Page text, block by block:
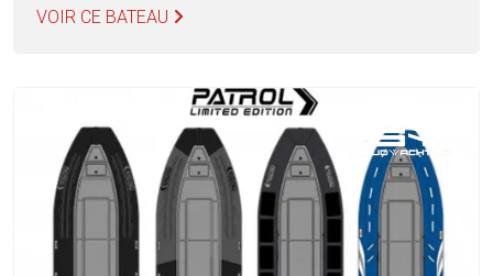
VOIR CE BATEAU